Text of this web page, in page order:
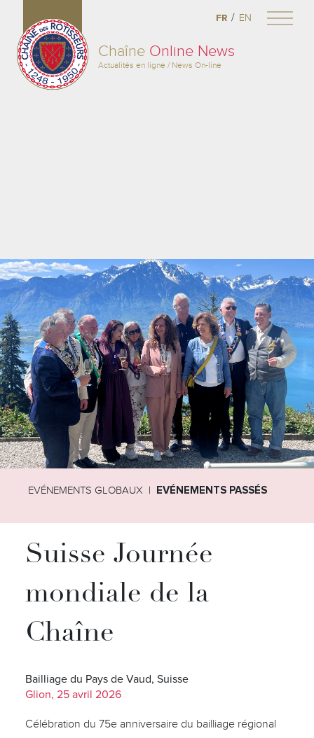
Chaîne Online News
Actualités en ligne / News On-line
FR / EN
EVÉNEMENTS GLOBAUX EVÉNEMENTS PASSÉS
Suisse Journée
mondiale de la
Chaîne
Bailliage du Pays de Vaud, Suisse
Glion, 25 avril 2026
Célébration du 75e anniversaire du bailliage régional